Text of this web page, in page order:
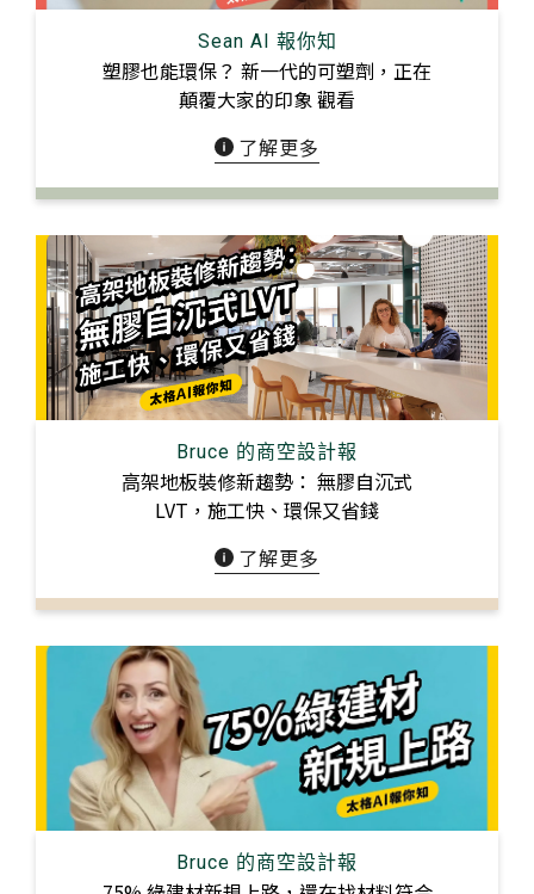
ESG 碳足跡計算器
太格奧運五環 台灣綠建材
Sean AI 報你知
塑膠也能環保？ 新一代的可塑劑，正在
顛覆大家的印象 觀看
了解更多
Bruce 的商空設計報
⾼架地板裝修新趨勢： 無膠⾃沉式
LVT，施⼯快、環保⼜省錢
了解更多
Bruce 的商空設計報